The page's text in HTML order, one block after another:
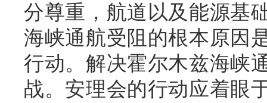
分尊重，航道以及能源基
海峡通航受阻的根本原因
行动。解决霍尔木兹海峡
战。安理会的行动应着眼